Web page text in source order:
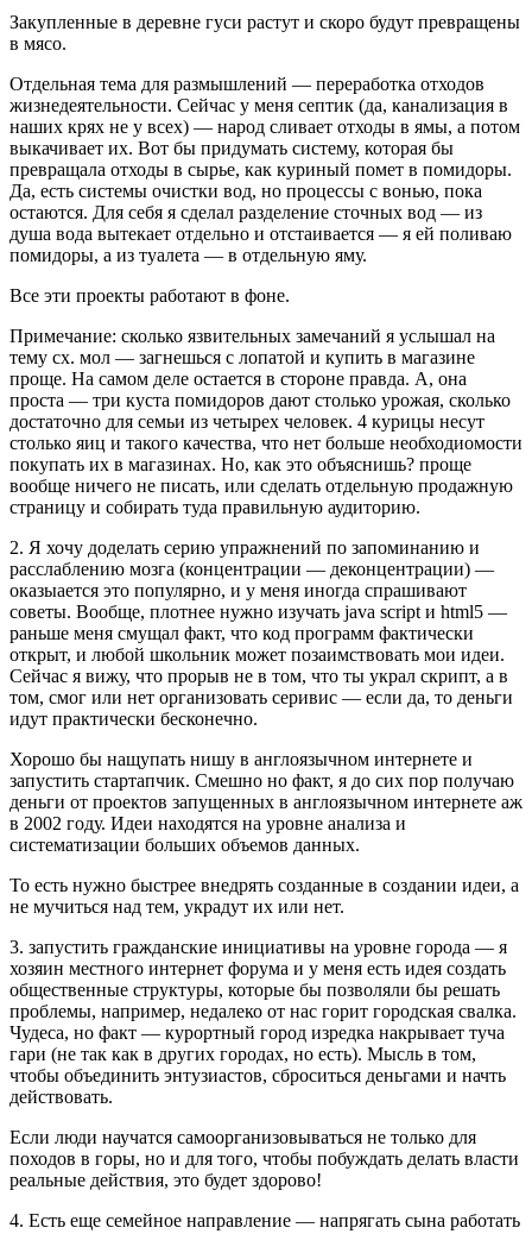
Закупленные в деревне гуси растут и скоро будут превращены
в мясо.
Отдельная тема для размышлений — переработка отходов
жизнедеятельности. Сейчас у меня септик (да, канализация в
наших крях не у всех) — народ сливает отходы в ямы, а потом
выкачивает их. Вот бы придумать систему, которая бы
превращала отходы в сырье, как куриный помет в помидоры.
Да, есть системы очистки вод, но процессы с вонью, пока
остаются. Для себя я сделал разделение сточных вод — из
душа вода вытекает отдельно и отстаивается — я ей поливаю
помидоры, а из туалета — в отдельную яму.
Все эти проекты работают в фоне.
Примечание: сколько язвительных замечаний я услышал на
тему сх. мол — загнешься с лопатой и купить в магазине
проще. На самом деле остается в стороне правда. А, она
проста — три куста помидоров дают столько урожая, сколько
достаточно для семьи из четырех человек. 4 курицы несут
столько яиц и такого качества, что нет больше необходиомости
покупать их в магазинах. Но, как это объяснишь? проще
вообще ничего не писать, или сделать отдельную продажную
страницу и собирать туда правильную аудиторию.
2. Я хочу доделать серию упражнений по запоминанию и
расслаблению мозга (концентрации — деконцентрации) —
оказыается это популярно, и у меня иногда спрашивают
советы. Вообще, плотнее нужно изучать java script и html5 —
раньше меня смущал факт, что код программ фактически
открыт, и любой школьник может позаимствовать мои идеи.
Сейчас я вижу, что прорыв не в том, что ты украл скрипт, а в
том, смог или нет организовать серивис — если да, то деньги
идут практически бесконечно.
Хорошо бы нащупать нишу в англоязычном интернете и
запустить стартапчик. Смешно но факт, я до сих пор получаю
деньги от проектов запущенных в англоязычном интернете аж
в 2002 году. Идеи находятся на уровне анализа и
систематизации больших объемов данных.
То есть нужно быстрее внедрять созданные в создании идеи, а
не мучиться над тем, украдут их или нет.
3. запустить гражданские инициативы на уровне города — я
хозяин местного интернет форума и у меня есть идея создать
общественные структуры, которые бы позволяли бы решать
проблемы, например, недалеко от нас горит городская свалка.
Чудеса, но факт — курортный город изредка накрывает туча
гари (не так как в других городах, но есть). Мысль в том,
чтобы объединить энтузиастов, сброситься деньгами и начть
действовать.
Если люди научатся самоорганизовываться не только для
походов в горы, но и для того, чтобы побуждать делать власти
реальные действия, это будет здорово!
4. Есть еще семейное направление — напрягать сына работать